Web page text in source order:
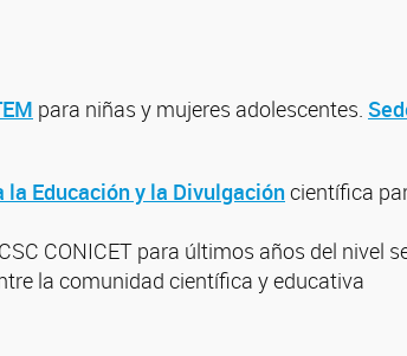
para niñas y mujeres adolescentes.
Educación y la Divulgacióncientífica
CONICET para últimos años del nivel
la comunidad científica y educativa